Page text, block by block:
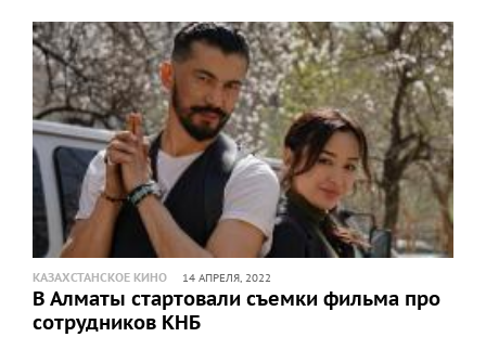
КАЗАХСТАНСКОЕ КИНО 14 АПРЕЛЯ, 2022
В Алматы стартовали съемки фильма про
сотрудников КНБ